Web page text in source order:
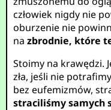
człowiek nigdy nie
oburzenie nie
nazbrodnie, które
Stoimy na krawędzi.
zła, jeśli nie
bez eufemizmów,
straciliśmy samych